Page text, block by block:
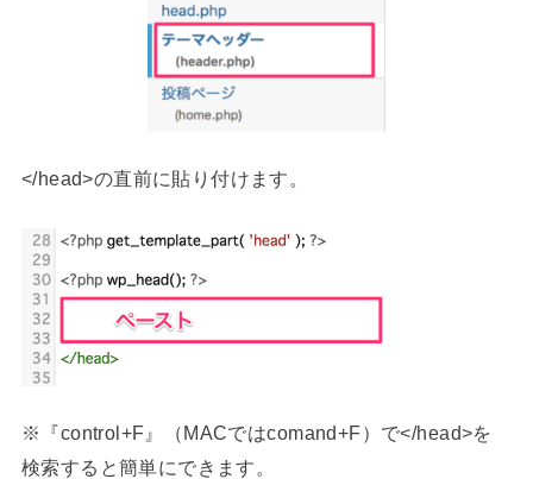
</head>の直前に貼り付けます。
※『control+F』（MACではcomand+F）で</head>を
検索すると簡単にできます。